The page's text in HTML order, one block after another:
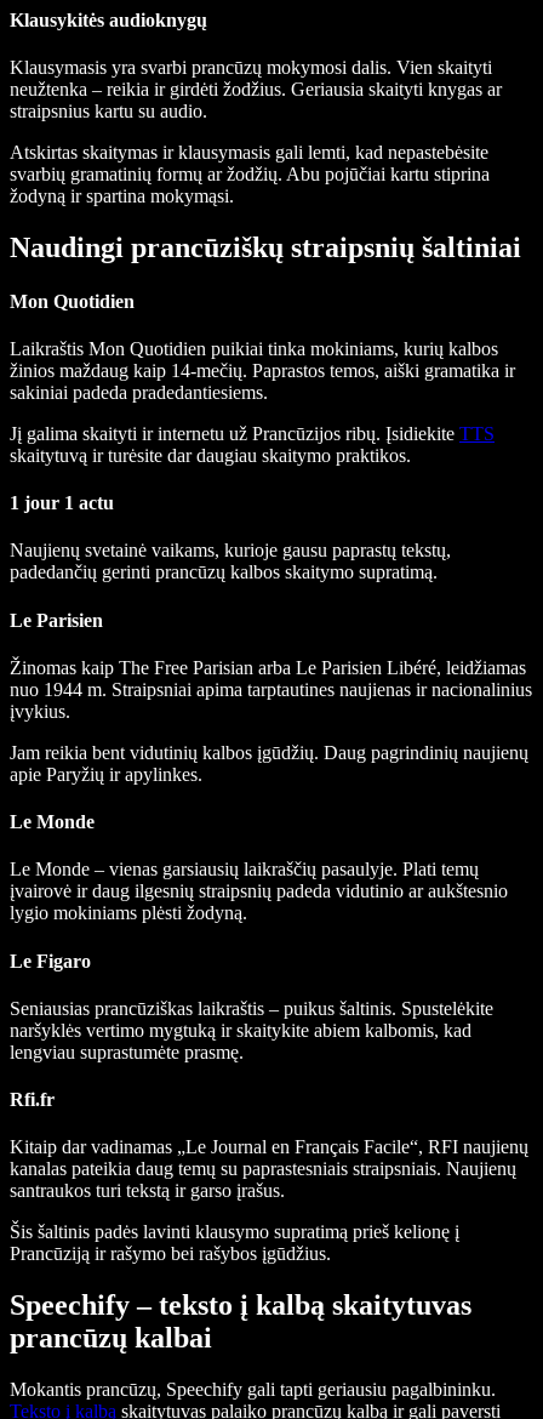
Klausykitės audioknygų
Klausymasis yra svarbi prancūzų mokymosi dalis. Vien skaityti
neužtenka – reikia ir girdėti žodžius. Geriausia skaityti knygas ar
straipsnius kartu su audio.
Atskirtas skaitymas ir klausymasis gali lemti, kad nepastebėsite
svarbių gramatinių formų ar žodžių. Abu pojūčiai kartu stiprina
žodyną ir spartina mokymąsi.
Naudingi prancūziškų straipsnių šaltiniai
Mon Quotidien
Laikraštis Mon Quotidien puikiai tinka mokiniams, kurių kalbos
žinios maždaug kaip 14-mečių. Paprastos temos, aiški gramatika ir
sakiniai padeda pradedantiesiems.
Jį galima skaityti ir internetu už Prancūzijos ribų. Įsidiekite TTS
skaitytuvą ir turėsite dar daugiau skaitymo praktikos.
1 jour 1 actu
Naujienų svetainė vaikams, kurioje gausu paprastų tekstų,
padedančių gerinti prancūzų kalbos skaitymo supratimą.
Le Parisien
Žinomas kaip The Free Parisian arba Le Parisien Libéré, leidžiamas
nuo 1944 m. Straipsniai apima tarptautines naujienas ir nacionalinius
įvykius.
Jam reikia bent vidutinių kalbos įgūdžių. Daug pagrindinių naujienų
apie Paryžių ir apylinkes.
Le Monde
Le Monde – vienas garsiausių laikraščių pasaulyje. Plati temų
įvairovė ir daug ilgesnių straipsnių padeda vidutinio ar aukštesnio
lygio mokiniams plėsti žodyną.
Le Figaro
Seniausias prancūziškas laikraštis – puikus šaltinis. Spustelėkite
naršyklės vertimo mygtuką ir skaitykite abiem kalbomis, kad
lengviau suprastumėte prasmę.
Rfi.fr
Kitaip dar vadinamas „Le Journal en Français Facile“, RFI naujienų
kanalas pateikia daug temų su paprastesniais straipsniais. Naujienų
santraukos turi tekstą ir garso įrašus.
Šis šaltinis padės lavinti klausymo supratimą prieš kelionę į
Prancūziją ir rašymo bei rašybos įgūdžius.
Speechify – teksto į kalbą skaitytuvas
prancūzų kalbai
Mokantis prancūzų, Speechify gali tapti geriausiu pagalbininku.
Teksto į kalbą skaitytuvas palaiko prancūzų kalbą ir gali paversti